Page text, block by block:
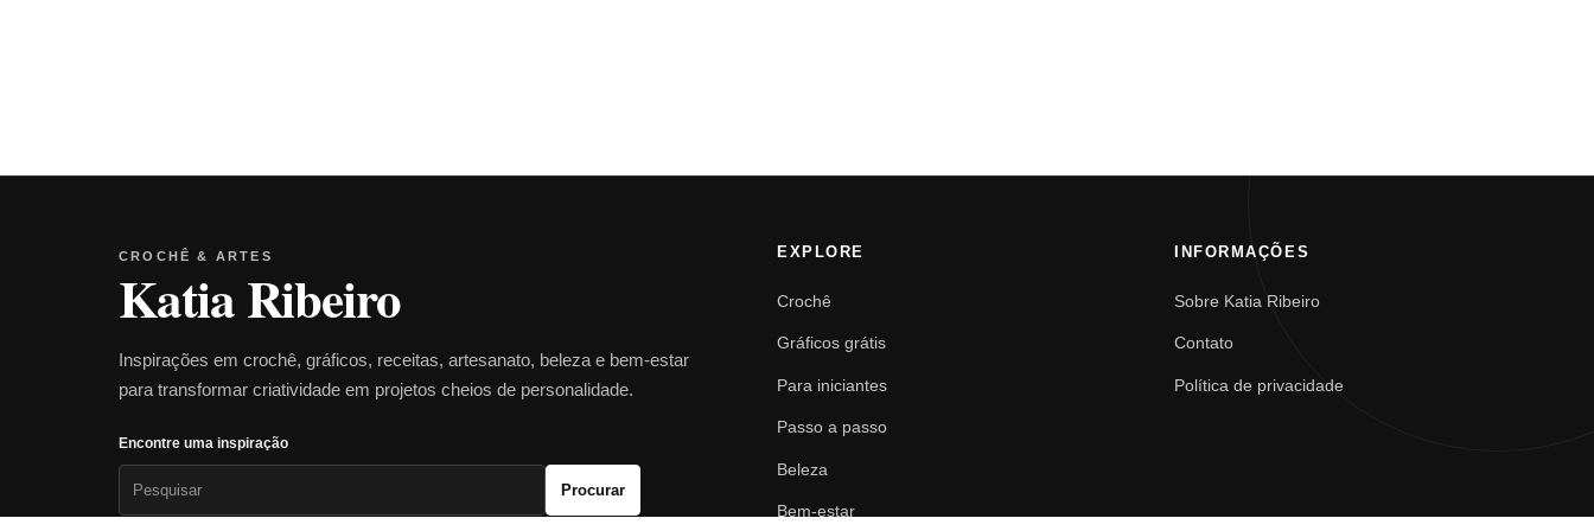
CROCHÊ & ARTES
Katia Ribeiro
Inspirações em crochê, gráficos, receitas, artesanato, beleza e bem-estar
para transformar criatividade em projetos cheios de personalidade.
Encontre uma inspiração
Procurar
EXPLORE
Crochê
Gráficos grátis
Para iniciantes
Passo a passo
Beleza
Bem-estar
INFORMAÇÕES
Sobre Katia Ribeiro
Contato
Política de privacidade